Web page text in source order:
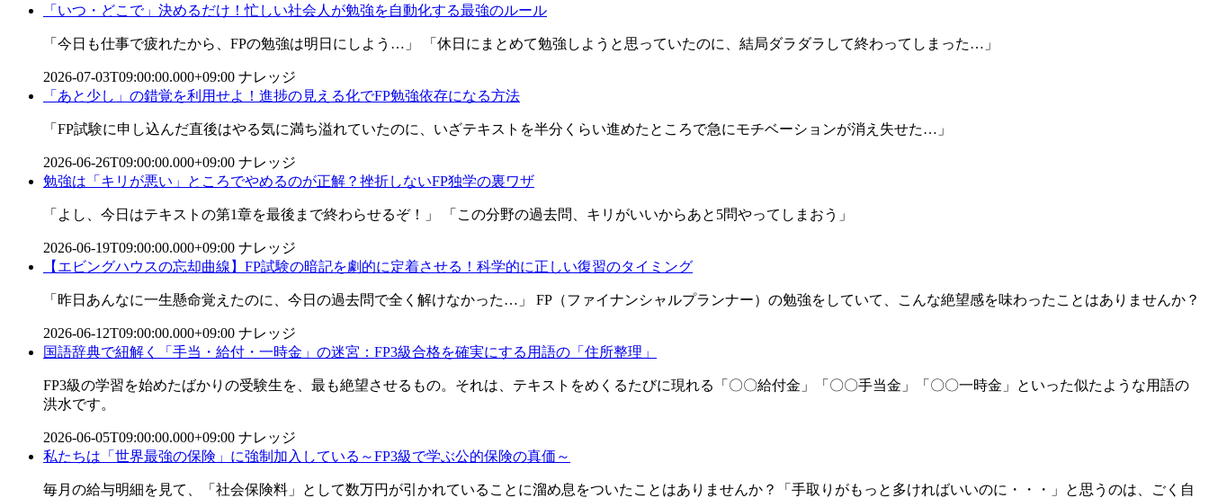
「いつ・どこで」決めるだけ！忙しい社会人が勉強を自動化する最強のルール
「今日も仕事で疲れたから、FPの勉強は明日にしよう…」 「休日にまとめて勉強しようと思っていたのに、結局ダラダラして終わってしまった…」
2026-07-03T09:00:00.000+09:00 ナレッジ
「あと少し」の錯覚を利用せよ！進捗の見える化でFP勉強依存になる方法
「FP試験に申し込んだ直後はやる気に満ち溢れていたのに、いざテキストを半分くらい進めたところで急にモチベーションが消え失せた…」
2026-06-26T09:00:00.000+09:00 ナレッジ
勉強は「キリが悪い」ところでやめるのが正解？挫折しないFP独学の裏ワザ
「よし、今日はテキストの第1章を最後まで終わらせるぞ！」 「この分野の過去問、キリがいいからあと5問やってしまおう」
2026-06-19T09:00:00.000+09:00 ナレッジ
【エビングハウスの忘却曲線】FP試験の暗記を劇的に定着させる！科学的に正しい復習のタイミング
「昨日あんなに一生懸命覚えたのに、今日の過去問で全く解けなかった…」 FP（ファイナンシャルプランナー）の勉強をしていて、こんな絶望感を味わったことはありませんか？
2026-06-12T09:00:00.000+09:00 ナレッジ
国語辞典で紐解く「手当・給付・一時金」の迷宮：FP3級合格を確実にする用語の「住所整理」
FP3級の学習を始めたばかりの受験生を、最も絶望させるもの。それは、テキストをめくるたびに現れる「〇〇給付金」「〇〇手当金」「〇〇一時金」といった似たような用語の
洪水です。
2026-06-05T09:00:00.000+09:00 ナレッジ
私たちは「世界最強の保険」に強制加入している～FP3級で学ぶ公的保険の真価～
毎月の給与明細を見て、「社会保険料」として数万円が引かれていることに溜め息をついたことはありませんか？「手取りがもっと多ければいいのに・・・」と思うのは、ごく自